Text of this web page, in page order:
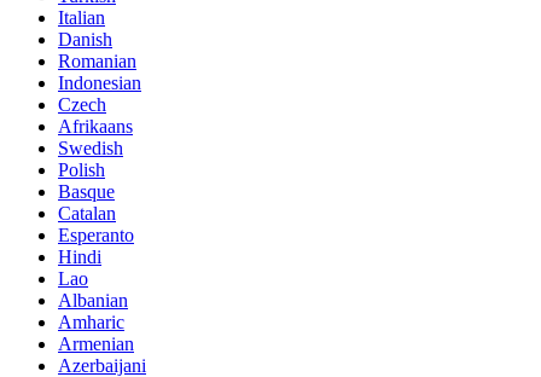
Italian
Danish
Romanian
Indonesian
Czech
Afrikaans
Swedish
Polish
Basque
Catalan
Esperanto
Hindi
Lao
Albanian
Amharic
Armenian
Azerbaijani